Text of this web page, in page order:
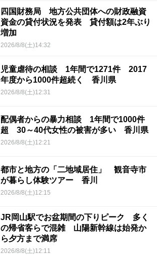
四国財務局 地方公共団体への財政融資
資金の貸付状況を発表 貸付額は2年ぶり
増加
2026/8/8(土)14:32
児童虐待の相談 1年間で1271件 2017
年度から1000件超続く 香川県
2026/8/8(土)12:31
配偶者からの暴力相談 1年間で1000件
超 30～40代女性の被害が多い 香川県
2026/8/8(土)12:21
都市と地方の「二地域居住」 観音寺市
が暮らし体験ツアー 香川
2026/8/8(土)12:15
JR岡山駅でお盆期間の下りピーク 多く
の帰省客らで混雑 山陽新幹線は始発か
ら夕方まで満席
2026/8/8(土)12:11